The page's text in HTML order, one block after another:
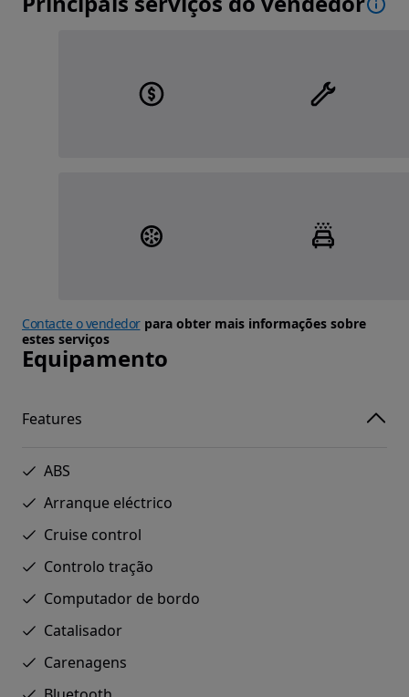
Contacte o vendedorpara obter mais informações sobre
estes serviços
Equipamento
Features
ABS
Arranque eléctrico
Cruise control
Controlo tração
Computador de bordo
Catalisador
Carenagens